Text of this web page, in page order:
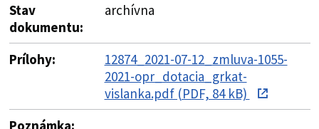
Stav
dokumentu:
archívna
Prílohy:
12874_2021-07-12_zmluva-1055-
2021-opr_dotacia_grkat-
vislanka.pdf (PDF, 84 kB)
Poznámka: